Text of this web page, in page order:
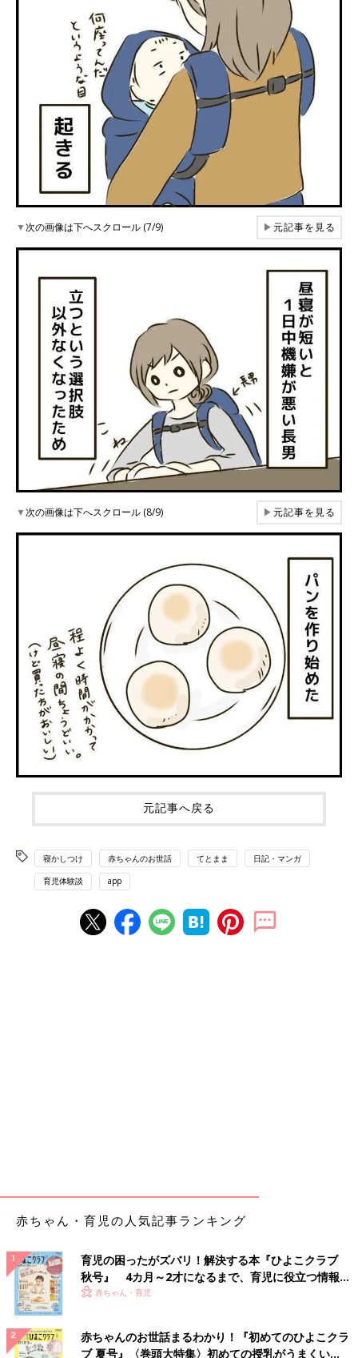
▼次の画像は下へスクロール (7/9) ▶元記事を見る
▼次の画像は下へスクロール (8/9) ▶元記事を見る
元記事へ戻る
寝かしつけ 赤ちゃんのお世話 てとまま 日記・マンガ
育児体験談 app
赤ちゃん・育児の人気記事ランキング
育児の困ったがズバリ！解決する本『ひよこクラブ
秋号』 4カ月～2才になるまで、育児に役立つ情報が
いっぱい！
赤ちゃん・育児
赤ちゃんのお世話まるわかり！『初めてのひよこクラ
ブ 夏号』〈巻頭大特集〉初めての授乳がうまくい